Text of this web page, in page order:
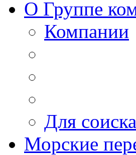
О Группе
Компании
Для
Морские